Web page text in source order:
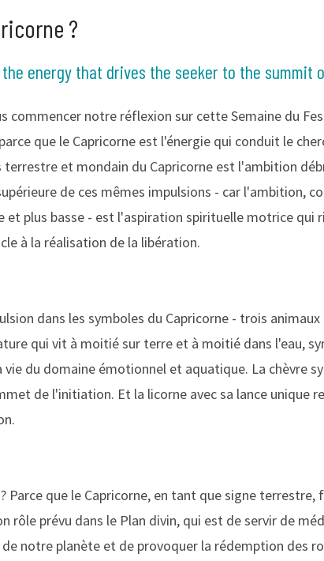
?
energy that drives the seeker to the summit
commencer notre réflexion sur cette Semaine du
que le Capricorne est l'énergie qui conduit le
et mondain du Capricorne est l'ambition
de ces mêmes impulsions - car l'ambition,
et plus basse - est l'aspiration spirituelle motrice
à la réalisation de la libération.
dans les symboles du Capricorne - trois
qui vit à moitié sur terre et à moitié dans l'eau,
vie du domaine émotionnel et aquatique. La chèvre
de l'initiation. Et la licorne avec sa lance unique
Parce que le Capricorne, en tant que signe
rôle prévu dans le Plan divin, qui est de servir de
notre planète et de provoquer la rédemption des